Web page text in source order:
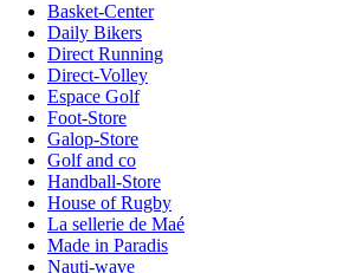
Basket-Center
Daily Bikers
Direct Running
Direct-Volley
Espace Golf
Foot-Store
Galop-Store
Golf and co
Handball-Store
House of Rugby
La sellerie de Maé
Made in Paradis
Nauti-wave